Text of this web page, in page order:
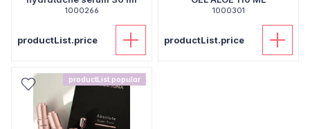
1000266
productList.price
1000301
productList.price
productList.popular